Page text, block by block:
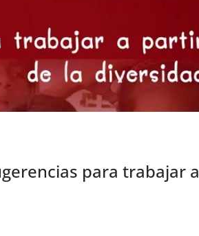
para trabajar a